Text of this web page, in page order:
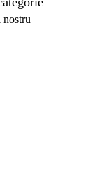
nostru